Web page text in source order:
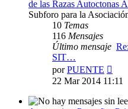
de las Razas Autoctonas
Subforo para la
10 Temas
116 Mensajes
Último mensaje
SIT…
porPUENTE
22 Mar 2014 11:11